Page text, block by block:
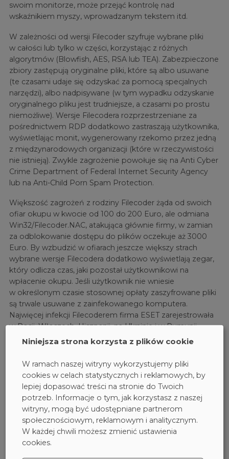
swoim monitorze, może przejąć kontrolę nad
wskaźnikiem myszy, wprowadzanym tekstem itd.
W zależności od wersji Filecoder szyfruje wybrane pliki
w całości lub tylko w części, korzystając z różnych
algorytmów (Blowfish, AES, RSA lub TEA). Zabezpieczone
zbiory zastępują oryginalne pliki, które są albo usuwane
(te czasami udaje się odzyskać za pomocą specjalnych
narzędzi), albo nadpisywane (w tym wypadku odzyskanie
oryginalnego pliku jest trudniejsze, a czasami po prostu
niemożliwe). Wersje Filecodera rozprzestrzeniane za
pośrednictwem RDP dodatkowo zastraszają użytkownika,
wyświetlając monit, wygenerowany rzekomo przez jedną
z międzynarodowych organizacji (które w rzeczywistości
nie istnieją). Zwykle zagrożenie powołuje się na Anti Cyber
Crime Department of Federal Internet Security Agency
lub na Anti-Child Porn Spam Protection.
Większość zagrożeń z rodziny Filecoder żąda od swoich
ofiar okupu w kwocie od 100 do 200 Euro, ale odmiana
Win32/Filecoder.NAC, atakująca głównie firmy, w zamian
za odblokowanie dostępu do plików oczekuje aż 3000
Euro. By wzbudzić w ofiarach jeszcze większy strach
wybrane wersje Filecodera dodatkowo wyświetlają zegar,
który odlicza czas, jaki pozostał użytkownikowi na
wpłacenie okupu. Jeśli użytkownik nie wniesie
w określonym czasie stosownej opłaty zaszyfrowane pliki
są trwale usuwane z zainfekowanego komputera.
Najwięcej infekcji Filecoderem firma ESET zarejestrowała
w Rosji, Włoszech, Hiszpanii, na Ukrainie i w Rumunii.
Zagrożenie jest aktywne również w Niemczech, Polsce,
Czechach oraz w Stanach Zjednoczonych Ameryki
Północnej.
Jak uchronić się przed Filecoderem? Programy
antywirusowe pomogą, jeśli zagrożenie spróbuje
przedostać się na dysk komputera podczas wizyty na
stronie internetowej, infekującej tym zagrożeniem lub
podczas próby otwarcia załącznika, która zawiera
wspomnianego konia trojańskiego. Trudniej zabezpieczyć
się przed atakiem realizowanym za pośrednictwem
Niniejsza strona korzysta z plików cookie
W ramach naszej witryny wykorzystujemy pliki
cookies w celach statystycznych i reklamowych, by
lepiej dopasować treści na stronie do Twoich
potrzeb. Informacje o tym, jak korzystasz z naszej
witryny, mogą być udostępniane partnerom
społecznościowym, reklamowym i analitycznym.
W każdej chwili możesz zmienić ustawienia
cookies.